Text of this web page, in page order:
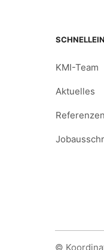
KMI-Team
Aktuelles
Referenzen
©